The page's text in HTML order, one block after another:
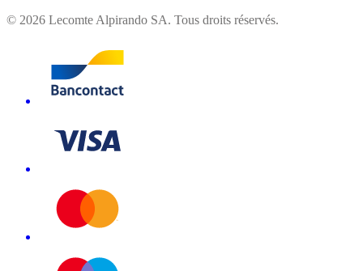
© 2026 Lecomte Alpirando SA. Tous droits réservés.